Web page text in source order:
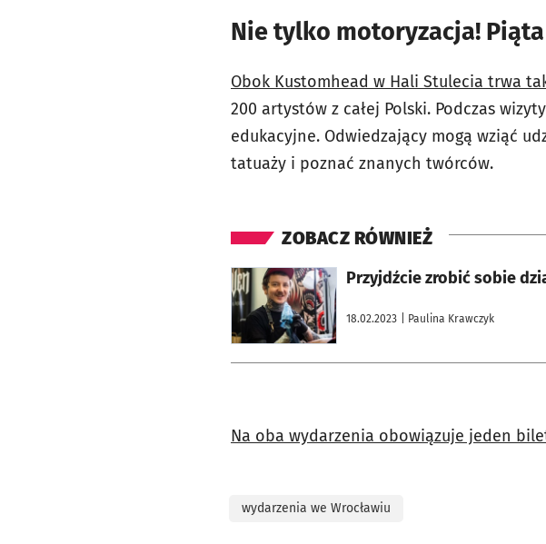
Nie tylko motoryzacja!
Obok Kustomhead w Hali Stulecia trwa
200 artystów z całej Polski. Podczas
edukacyjne. Odwiedzający mogą wziąć
tatuaży i poznać znanych twórców.
ZOBACZ RÓWNIEŻ
Przyjdźcie zrobić sobie
18.02.2023 | Paulina Krawczyk
otworzy się w nowej karcie
Na oba wydarzenia obowiązuje jeden
wydarzenia we Wrocławiu